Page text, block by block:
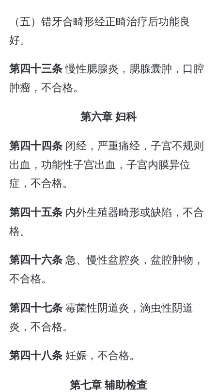
（五）错牙合畸形经正畸治疗后功能良
好。
第四十三条慢性腮腺炎，腮腺囊肿，口腔
肿瘤，不合格。
第六章 妇科
第四十四条 闭经，严重痛经，子宫不规则
出血，功能性子宫出血，子宫内膜异位
症，不合格。
第四十五条 内外生殖器畸形或缺陷，不合
格。
第四十六条急、慢性盆腔炎，盆腔肿物，
不合格。
第四十七条霉菌性阴道炎，滴虫性阴道
炎，不合格。
第四十八条妊娠，不合格。
第七章 辅助检查